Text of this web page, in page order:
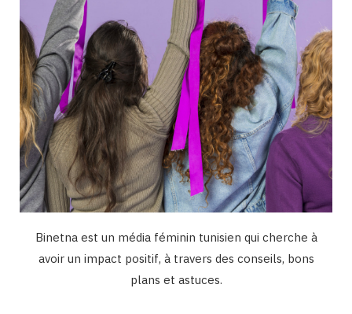
Binetna est un média féminin tunisien qui cherche à
avoir un impact positif, à travers des conseils, bons
plans et astuces.